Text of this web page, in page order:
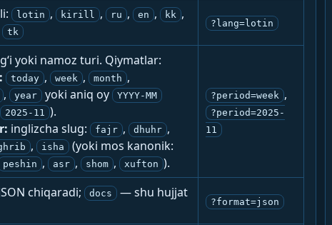
lotin , kirill , ru , en , kk ,
tk
?lang=lotin
yoki namoz turi. Qiymatlar:
today , week , month ,
, year yoki aniq oy YYYY-MM
2025-11 ).
inglizcha slug: fajr , dhuhr ,
, isha (yoki mos kanonik:
peshin , asr , shom , xufton ).
?period=week ,
?period=2025-
11
chiqaradi; docs
— shu hujjat
?format=json